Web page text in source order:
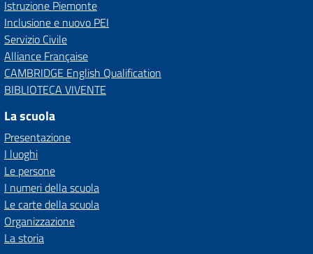
Istruzione Piemonte
Inclusione e nuovo PEI
Servizio Civile
Alliance Française
CAMBRIDGE English Qualification
BIBLIOTECA VIVENTE
La scuola
Presentazione
I luoghi
Le persone
I numeri della scuola
Le carte della scuola
Organizzazione
La storia